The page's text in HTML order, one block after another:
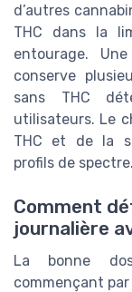
d’autres
THC dans la
entourage.
conserve
sans THC
utilisateurs. Le
THC et de la
profils de spectre.
Comment
journalière
La bonne
commençant